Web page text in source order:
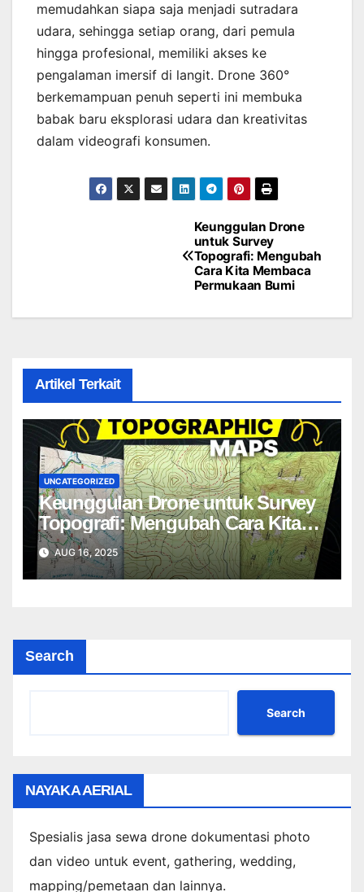
memudahkan siapa saja menjadi sutradara
udara, sehingga setiap orang, dari pemula
hingga profesional, memiliki akses ke
pengalaman imersif di langit. Drone 360°
berkemampuan penuh seperti ini membuka
babak baru eksplorasi udara dan kreativitas
dalam videografi konsumen.
Keunggulan Drone
untuk Survey
Topografi: Mengubah
Cara Kita Membaca
Permukaan Bumi
Artikel Terkait
UNCATEGORIZED
Keunggulan Drone untuk Survey
Topografi: Mengubah Cara Kita
Membaca Permukaan Bumi
AUG 16, 2025
Search
Search
NAYAKA AERIAL
Spesialis jasa sewa drone dokumentasi photo
dan video untuk event, gathering, wedding,
mapping/pemetaan dan lainnya.